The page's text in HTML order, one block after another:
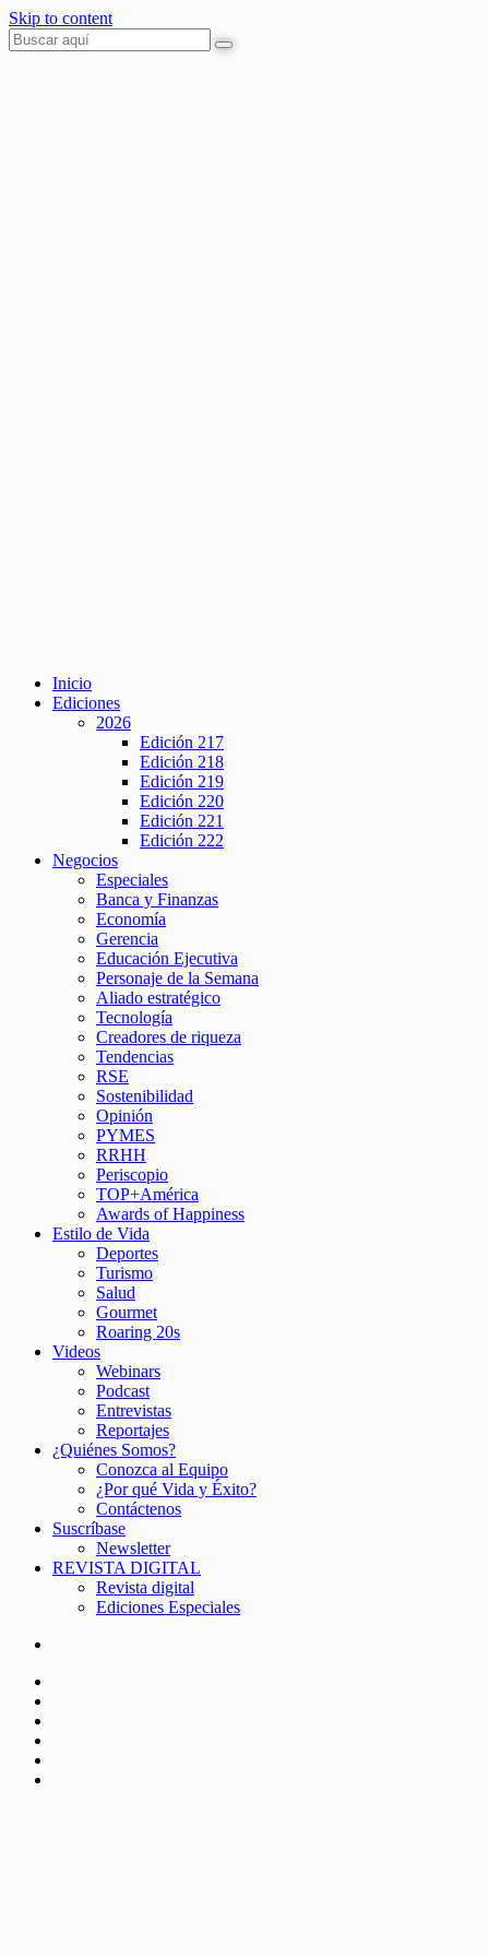
Skip to content
Inicio
Ediciones
2026
Edición 217
Edición 218
Edición 219
Edición 220
Edición 221
Edición 222
Negocios
Especiales
Banca y Finanzas
Economía
Gerencia
Educación Ejecutiva
Personaje de la Semana
Aliado estratégico
Tecnología
Creadores de riqueza
Tendencias
RSE
Sostenibilidad
Opinión
PYMES
RRHH
Periscopio
TOP+América
Awards of Happiness
Estilo de Vida
Deportes
Turismo
Salud
Gourmet
Roaring 20s
Videos
Webinars
Podcast
Entrevistas
Reportajes
¿Quiénes Somos?
Conozca al Equipo
¿Por qué Vida y Éxito?
Contáctenos
Suscríbase
Newsletter
REVISTA DIGITAL
Revista digital
Ediciones Especiales